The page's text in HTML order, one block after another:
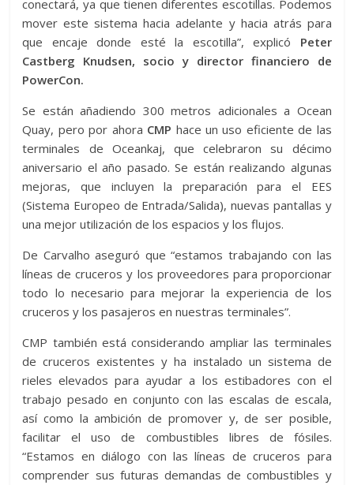
conectará, ya que tienen diferentes escotillas. Podemos
mover este sistema hacia adelante y hacia atrás para
que encaje donde esté la escotilla”, explicó Peter
Castberg Knudsen, socio y director financiero de
PowerCon.
Se están añadiendo 300 metros adicionales a Ocean
Quay, pero por ahora CMP hace un uso eficiente de las
terminales de Oceankaj, que celebraron su décimo
aniversario el año pasado. Se están realizando algunas
mejoras, que incluyen la preparación para el EES
(Sistema Europeo de Entrada/Salida), nuevas pantallas y
una mejor utilización de los espacios y los flujos.
De Carvalho aseguró que “estamos trabajando con las
líneas de cruceros y los proveedores para proporcionar
todo lo necesario para mejorar la experiencia de los
cruceros y los pasajeros en nuestras terminales”.
CMP también está considerando ampliar las terminales
de cruceros existentes y ha instalado un sistema de
rieles elevados para ayudar a los estibadores con el
trabajo pesado en conjunto con las escalas de escala,
así como la ambición de promover y, de ser posible,
facilitar el uso de combustibles libres de fósiles.
“Estamos en diálogo con las líneas de cruceros para
comprender sus futuras demandas de combustibles y